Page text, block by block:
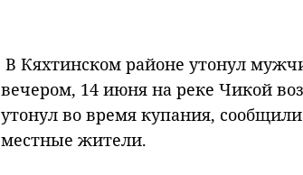
В Кяхтинском районе утонул
вечером, 14 июня на реке Чикой
утонул во время купания,
местные жители.